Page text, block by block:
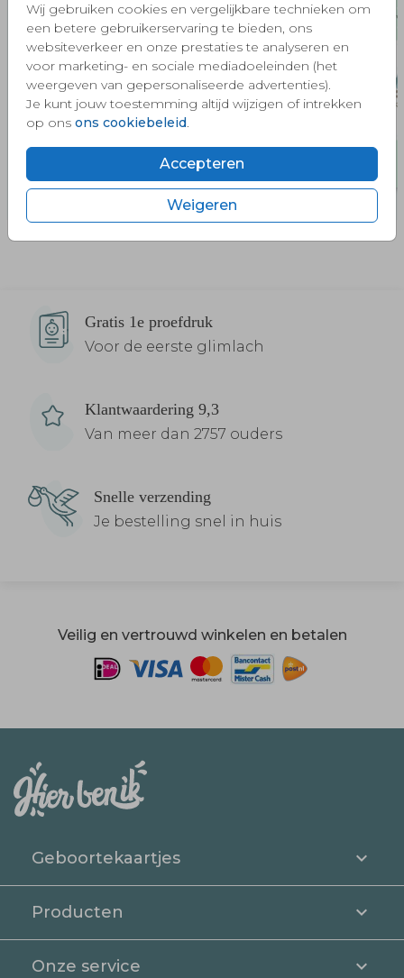
Wij gebruiken cookies en vergelijkbare technieken om
een betere gebruikerservaring te bieden, ons
websiteverkeer en onze prestaties te analyseren en
voor marketing- en sociale mediadoeleinden (het
weergeven van gepersonaliseerde advertenties).
Je kunt jouw toestemming altijd wijzigen of intrekken
op ons ons cookiebeleid.
Accepteren
Weigeren
Gratis 1e proefdruk
Voor de eerste glimlach
Klantwaardering 9,3
Van meer dan 2757 ouders
Snelle verzending
Je bestelling snel in huis
Veilig en vertrouwd winkelen en betalen
Geboortekaartjes
Producten
Onze service